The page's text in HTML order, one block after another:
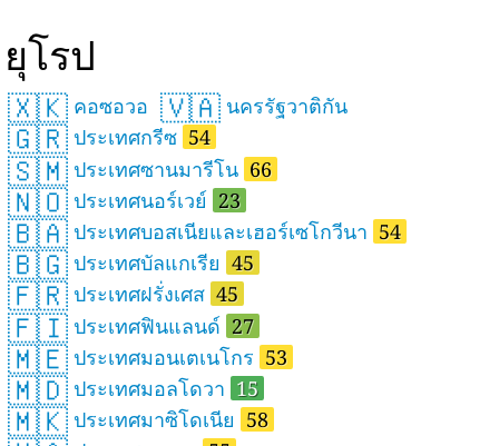
ยุโรป
🇽🇰 คอซอวอ 🇻🇦 นครรัฐวาติกัน
🇬🇷 ประเทศกรีซ 54
🇸🇲 ประเทศซานมารีโน 66
🇳🇴 ประเทศนอร์เวย์ 23
🇧🇦 ประเทศบอสเนียและเฮอร์เซโกวีนา 54
🇧🇬 ประเทศบัลแกเรีย 45
🇫🇷 ประเทศฝรั่งเศส 45
🇫🇮 ประเทศฟินแลนด์ 27
🇲🇪 ประเทศมอนเตเนโกร 53
🇲🇩 ประเทศมอลโดวา 15
🇲🇰 ประเทศมาซิโดเนีย 58